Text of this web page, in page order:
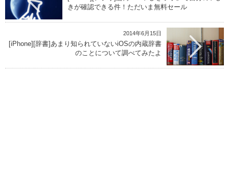
きが確認できる件！ただいま無料セール
2014年6月15日
[iPhone][辞書]あまり知られていないiOSの内蔵辞書
のことについて調べてみたよ